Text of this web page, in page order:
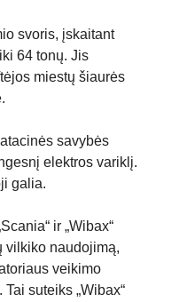
svoris, įskaitant
64 tonų. Jis
miestų šiaurės
savybės
elektros variklį.
galia.
ir „Wibax“
vilkiko naudojimą,
veikimo
suteiks „Wibax“